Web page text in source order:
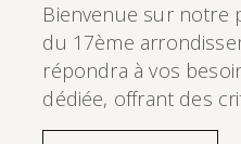
Bienvenue sur notre
du 17ème
répondra à vos
dédiée, offrant des